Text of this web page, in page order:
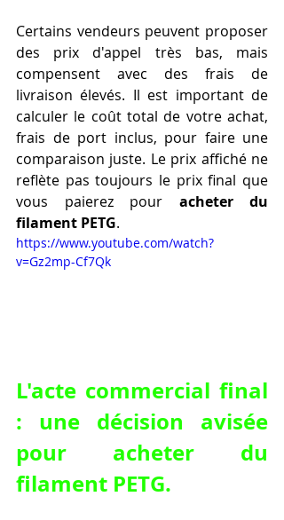
Certains vendeurs peuvent proposer
des prix d'appel très bas, mais
compensent avec des frais de
livraison élevés. Il est important de
calculer le coût total de votre achat,
frais de port inclus, pour faire une
comparaison juste. Le prix affiché ne
reflète pas toujours le prix final que
vous paierez pour acheter du
filament PETG.
https://www.youtube.com/watch?
v=Gz2mp-Cf7Qk
L'acte commercial final
: une décision avisée
pour acheter du
filament PETG.